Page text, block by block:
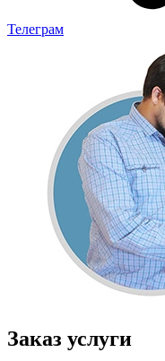
Телеграм
Заказ услуги